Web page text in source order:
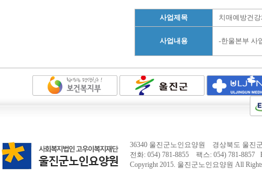
사업제목 치매예방건
사업내용 -한울본부 사
36340 울진군노인요양원 경상북도 울진
전화: 054) 781-8855 팩스: 054) 781-8857
Copyright 2015. 울진군노인요양원 All